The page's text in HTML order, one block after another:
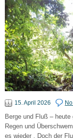
15. April 2026
Berge und Fluß –
Regen und
es wieder . Doch der